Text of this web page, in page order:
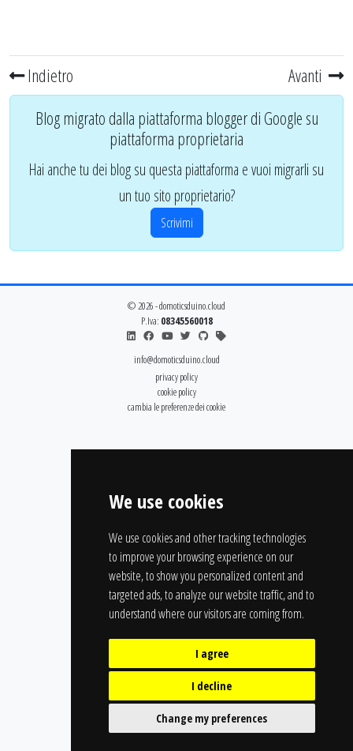
We use cookies
We use cookies and other tracking technologies
to improve your browsing experience on our
website, to show you personalized content and
targeted ads, to analyze our website traffic, and to
understand where our visitors are coming from.
I agree
I decline
Change my preferences
Indietro Avanti
Blog migrato dalla piattaforma blogger di Google su
piattaforma proprietaria
Hai anche tu dei blog su questa piattaforma e vuoi migrarli su
un tuo sito proprietario?
Scrivimi
© 2026 - domoticsduino.cloud
P.Iva: 08345560018
info@domoticsduino.cloud
privacy policy
cookie policy
cambia le preferenze dei cookie